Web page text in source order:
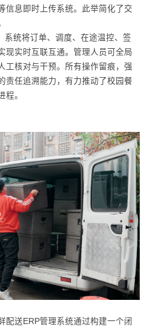
信息即时上传系统。此举简化了交
系统将订单、调度、在途温控、签
现实时互联互通。管理人员可全局
工核对与干预。所有操作留痕，强
责任追溯能力，有力推动了校园餐
程。
配送ERP管理系统通过构建一个闭